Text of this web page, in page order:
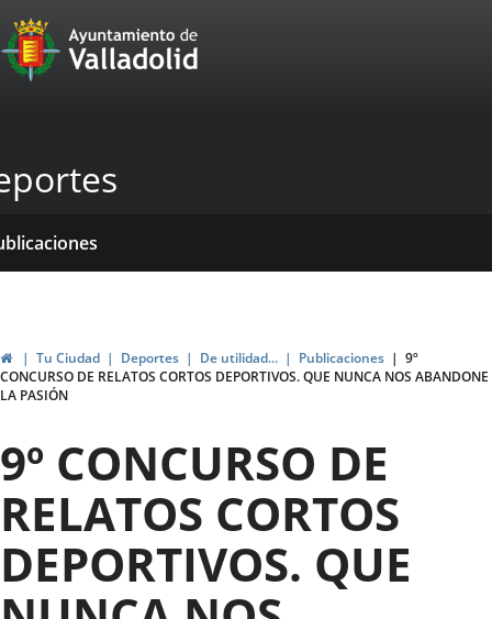
Portal
Web
de
Valladolid
HomeTu Ciudad Deportes De utilidad... Publicaciones
9º
CONCURSO DE RELATOS CORTOS DEPORTIVOS. QUE NUNCA NOS ABANDONE
LA PASIÓN
9º CONCURSO DE
RELATOS CORTOS
DEPORTIVOS. QUE